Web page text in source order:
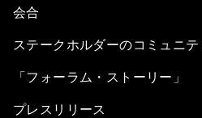
会合
ステークホルダーのコミュニテ
「フォーラム・ストーリー」
プレスリリース